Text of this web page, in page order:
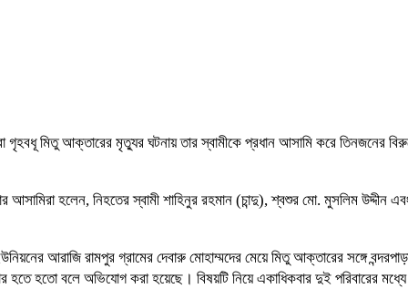
মিতু আক্তারের মৃত্যুর ঘটনায় তার স্বামীকে প্রধান আসামি করে তিনজনের
আসামিরা হলেন, নিহতের স্বামী শাহিনুর রহমান (চান্দু), শ্বশুর মো. মুসলিম
আরাজি রামপুর গ্রামের দেবারু মোহাম্মদের মেয়ে মিতু আক্তারের সঙ্গে
হতে হতো বলে অভিযোগ করা হয়েছে। বিষয়টি নিয়ে একাধিকবার দুই পরিবারের